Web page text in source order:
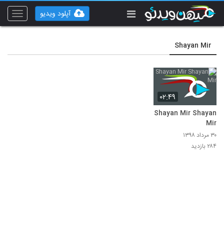
Toggle
آپلود ویدیو
Shayan Mir
۰۲:۴۹
Shayan Mir Shayan
Mir
۳۰ مرداد ۱۳۹۸
۲۸۴ بازدید